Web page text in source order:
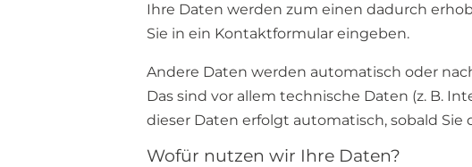
Ihre Daten werden zum einen dadurch
Sie in ein Kontaktformular eingeben.
Andere Daten werden automatisch oder
Das sind vor allem technische Daten (z. B.
dieser Daten erfolgt automatisch, sobald Sie
Wofür nutzen wir Ihre Daten?